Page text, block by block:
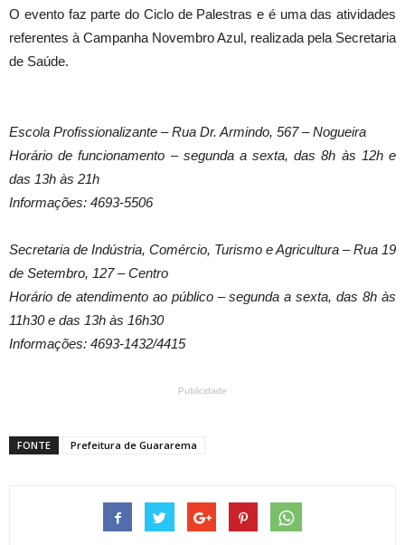
O evento faz parte do Ciclo de Palestras e é uma das atividades
referentes à Campanha Novembro Azul, realizada pela Secretaria
de Saúde.
Escola Profissionalizante – Rua Dr. Armindo, 567 – Nogueira
Horário de funcionamento – segunda a sexta, das 8h às 12h e
das 13h às 21h
Informações: 4693-5506
Secretaria de Indústria, Comércio, Turismo e Agricultura – Rua 19
de Setembro, 127 – Centro
Horário de atendimento ao público – segunda a sexta, das 8h às
11h30 e das 13h às 16h30
Informações: 4693-1432/4415
Publicidade
FONTE Prefeitura de Guararema